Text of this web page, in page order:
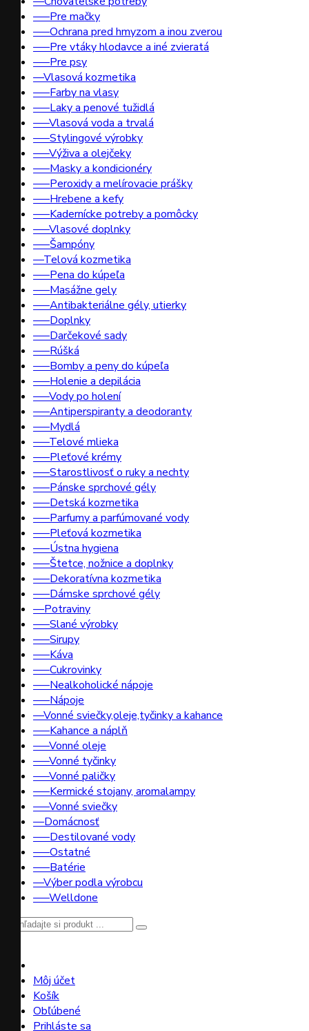
–––Pre mačky
–––Ochrana pred hmyzom a inou zverou
–––Pre vtáky hlodavce a iné zvieratá
–––Pre psy
––Vlasová kozmetika
–––Farby na vlasy
–––Laky a penové tužidlá
–––Vlasová voda a trvalá
–––Stylingové výrobky
–––Výživa a olejčeky
–––Masky a kondicionéry
–––Peroxidy a melírovacie prášky
–––Hrebene a kefy
–––Kadernícke potreby a pomôcky
–––Vlasové doplnky
–––Šampóny
––Telová kozmetika
–––Pena do kúpeľa
–––Masážne gely
–––Antibakteriálne gély, utierky
–––Doplnky
–––Darčekové sady
–––Rúšká
–––Bomby a peny do kúpeľa
–––Holenie a depilácia
–––Vody po holení
–––Antiperspiranty a deodoranty
–––Mydlá
–––Telové mlieka
–––Pleťové krémy
–––Starostlivosť o ruky a nechty
–––Pánske sprchové gély
–––Detská kozmetika
–––Parfumy a parfúmované vody
–––Pleťová kozmetika
–––Ústna hygiena
–––Štetce, nožnice a doplnky
–––Dekoratívna kozmetika
–––Dámske sprchové gély
––Potraviny
–––Slané výrobky
–––Sirupy
–––Káva
–––Cukrovinky
–––Nealkoholické nápoje
–––Nápoje
––Vonné sviečky,oleje,tyčinky a kahance
–––Kahance a náplň
–––Vonné oleje
–––Vonné tyčinky
–––Vonné paličky
–––Kermické stojany, aromalampy
–––Vonné sviečky
––Domácnosť
–––Destilované vody
–––Ostatné
–––Batérie
––Výber podla výrobcu
–––Welldone
Môj účet
Košík
Obľúbené
Prihláste sa